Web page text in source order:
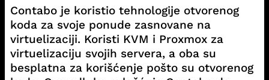
Contabo je koristio tehnologije otvorenog
koda za svoje ponude zasnovane na
virtuelizaciji. Koristi KVM i Proxmox za
virtuelizaciju svojih servera, a oba su
besplatna za korišćenje pošto su otvorenog